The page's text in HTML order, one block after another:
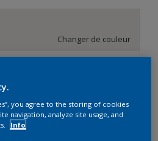
Changer de couleur
de peinture
you agree to the storing of cookies
navigation, analyze site usage, and
Info